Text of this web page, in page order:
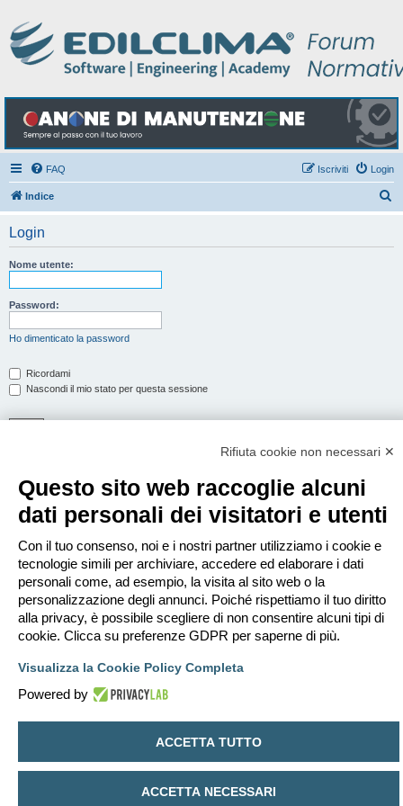
FAQ Login
Iscriviti
Indice
Login
Nome utente:
Password:
Ho dimenticato la password
Ricordami
Nascondi il mio stato per questa sessione
Per eseguire il login devi essere registrato. La registrazione richiede solo
pochi secondi e garantisce l’accesso alle funzioni avanzate. L’amministratore
può anche dare permessi speciali agli utenti. Prima di eseguire il login
assicurati di aver letto i termini d’uso e le varie regole.
Condizioni d’uso
Trattamento dei dati personali
Indice Tutti gli orari sono
Cancella cookie
Contattaci
Creato daphpBB® Forum Software © phpBB Limited
Traduzione Italiana
Rifiuta cookie non necessari ✕
Questo sito web raccoglie alcuni
dati personali dei visitatori e utenti
Con il tuo consenso, noi e i nostri partner utilizziamo i cookie e
tecnologie simili per archiviare, accedere ed elaborare i dati
personali come, ad esempio, la visita al sito web o la
personalizzazione degli annunci. Poiché rispettiamo il tuo diritto
alla privacy, è possibile scegliere di non consentire alcuni tipi di
cookie. Clicca su preferenze GDPR per saperne di più.
Visualizza la Cookie Policy Completa
Powered by
ACCETTA TUTTO
ACCETTA NECESSARI